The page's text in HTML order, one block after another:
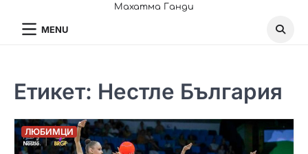
Махатма Ганди
MENU
Етикет: Нестле България
ЛЮБИМЦИ